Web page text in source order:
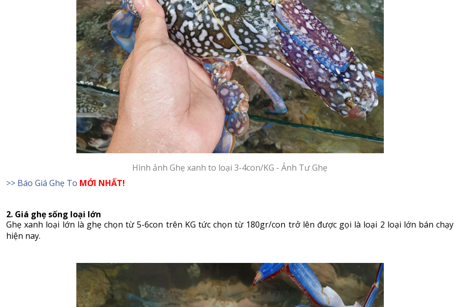
Hình ảnh Ghẹ xanh to loại 3-4con/KG - Ảnh Tư Ghẹ
>> Báo Giá Ghẹ To MỚI NHẤT!
2. Giá ghẹ sống loại lớn
Ghẹ xanh loại lớn là ghẹ chọn từ 5-6con trên KG tức chọn từ 180gr/con trở lên được gọi là loại 2 loại lớn bán chạy
hiện nay.